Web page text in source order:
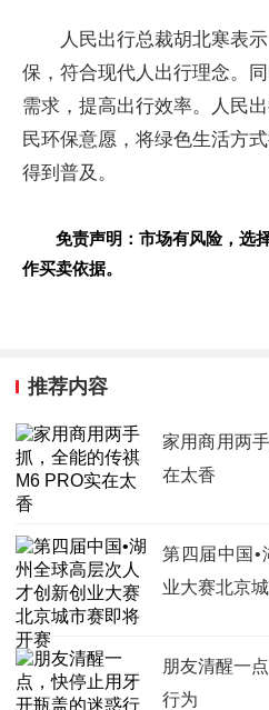
人民出行总裁胡北寒表
保，符合现代人出行理念。
需求，提高出行效率。人民
民环保意愿，将绿色生活方
得到普及。
免责声明：市场有风险，选
作买卖依据。
推荐内容
家用商用两
在太香
第四届中国•
业大赛北京
朋友清醒一
行为